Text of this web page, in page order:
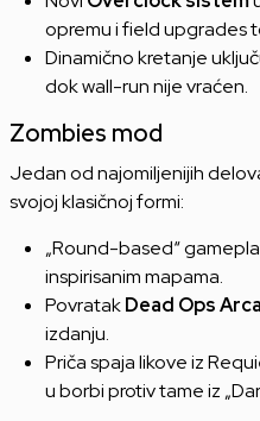
opremu i field upgrades
Dinamično kretanje
dok wall-run nije vraćen.
Zombies mod
Jedan od najomiljenijih
svojoj klasičnoj formi:
„Round-based“
inspirisanim mapama.
PovratakDead Ops
izdanju.
Priča spaja likove iz
u borbi protiv tame iz